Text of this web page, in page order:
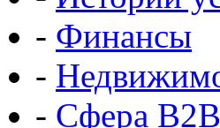
- Финансы
-
- Сфера B2B